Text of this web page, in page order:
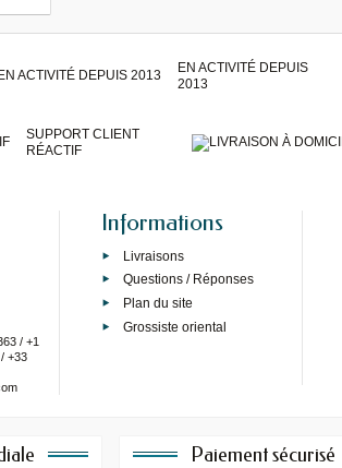
EN ACTIVITÉ DEPUIS
2013
SUPPORT CLIENT
RÉACTIF
/ +1
+33
Informations
Livraisons
Questions / Réponses
Plan du site
Grossiste oriental
Paiement sécurisé